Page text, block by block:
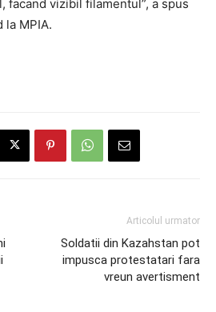
facand vizibil filamentul”, a spus
la MPIA.
Articolul urmator
Soldatii din Kazahstan pot
impusca protestatari fara
vreun avertisment